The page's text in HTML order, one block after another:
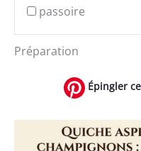
passoire
Préparation
Épingler